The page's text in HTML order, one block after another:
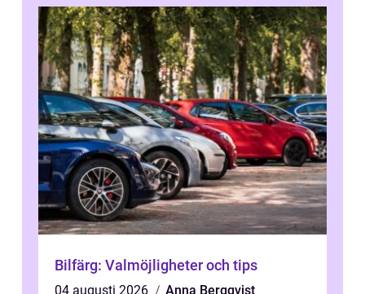
Bilfärg: Valmöjligheter och tips
04 augusti 2026 Anna Bergqvist